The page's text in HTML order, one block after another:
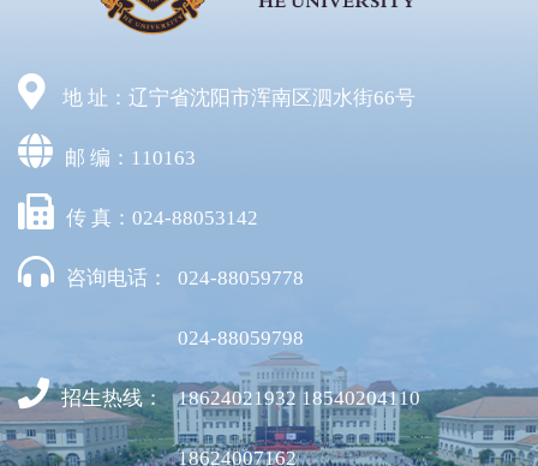
地 址：辽宁省沈阳市浑南区泗水街66号
邮 编：110163
传 真：024-88053142
咨询电话： 024-88059778
024-88059798
招生热线： 18624021932 18540204110
18624007162